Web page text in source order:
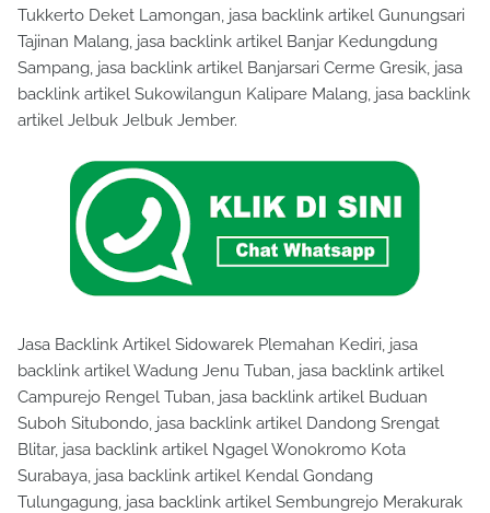
Tukkerto Deket Lamongan, jasa backlink artikel Gunungsari
Tajinan Malang, jasa backlink artikel Banjar Kedungdung
Sampang, jasa backlink artikel Banjarsari Cerme Gresik, jasa
backlink artikel Sukowilangun Kalipare Malang, jasa backlink
artikel Jelbuk Jelbuk Jember.
Jasa Backlink Artikel Sidowarek Plemahan Kediri, jasa
backlink artikel Wadung Jenu Tuban, jasa backlink artikel
Campurejo Rengel Tuban, jasa backlink artikel Buduan
Suboh Situbondo, jasa backlink artikel Dandong Srengat
Blitar, jasa backlink artikel Ngagel Wonokromo Kota
Surabaya, jasa backlink artikel Kendal Gondang
Tulungagung, jasa backlink artikel Sembungrejo Merakurak